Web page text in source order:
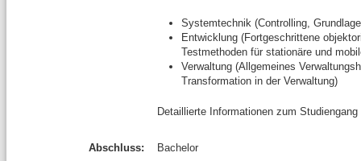
Systemtechnik (Controlling,
Entwicklung (Fortgeschrittene
Testmethoden für stationäre und
Verwaltung (Allgemeines
Transformation in der Verwaltung)
Detaillierte Informationen zum Studiengang
Abschluss:
Bachelor